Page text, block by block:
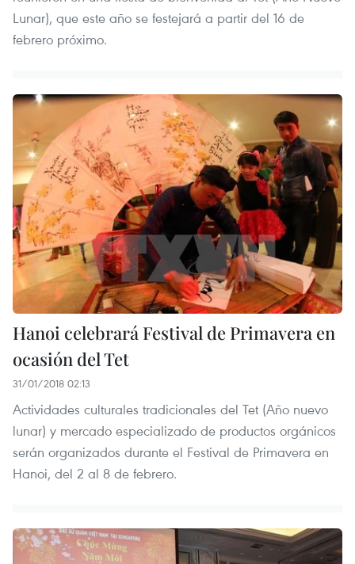
Lunar), que este año se festejará a partir del 16 de
febrero próximo.
Hanoi celebrará Festival de Primavera en
ocasión del Tet
31/01/2018 02:13
Actividades culturales tradicionales del Tet (Año nuevo
lunar) y mercado especializado de productos orgánicos
serán organizados durante el Festival de Primavera en
Hanoi, del 2 al 8 de febrero.